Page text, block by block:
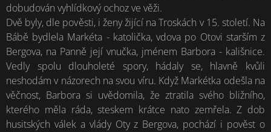
dobudován vyhlídkový ochoz ve věži.
Dvě byly, dle pověsti, i ženy žijící na Troskách v 15. století. Na
Bábě bydlela Markéta - katolička, vdova po Otovi starším z
Bergova, na Panně její vnučka, jménem Barbora - kališnice.
Vedly spolu dlouholeté spory, hádaly se, hlavně kvůli
neshodám v názorech na svou víru. Když Markétka odešla na
věčnost, Barbora si uvědomila, že ztratila svého bližního,
kterého měla ráda, steskem krátce nato zemřela. Z dob
husitských válek a vlády Oty z Bergova, pochází i pověst o